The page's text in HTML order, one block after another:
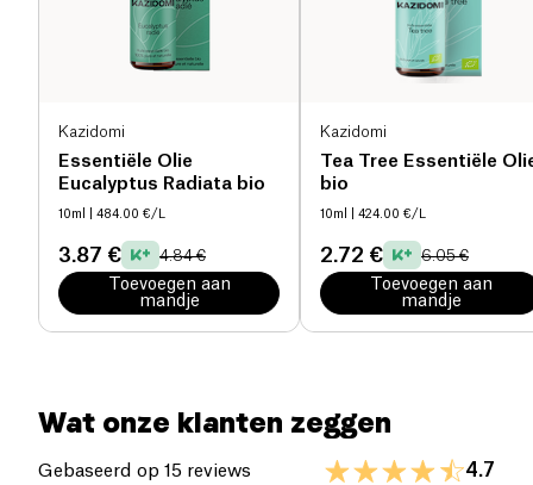
Kazidomi
Essentiële Olie
Eucalyptus Radiata bio
10ml | 484.00 €/L
3.87 € 4.84 €
Toevoegen aan
mandje
Kazidomi
Tea Tree Essentiële
bio
10ml | 424.00 €/L
2.72 € 6.05 €
Toevoegen aan
mandje
Onze olie wordt verkregen door koude persingvan
de schil, zonder oplosmiddelen of chemicaliën, om
biologische, 100% pure en natuurlijke
fles beschermt de kwetsbare actieve bestanddelen
tegen licht.
Wat onze klanten zeggen
Gebaseerd op 15 reviews 4.7